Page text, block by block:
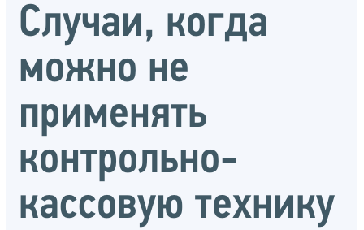
Случаи, когда
можно не
применять
контрольно-
кассовую технику